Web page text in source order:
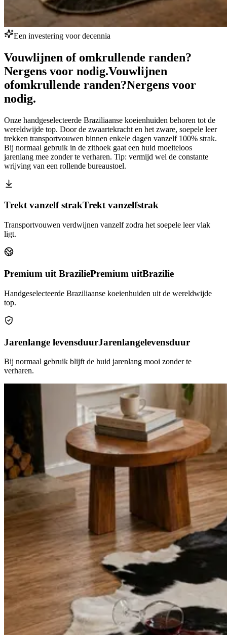
Een investering voor decennia
Vouwlijnen of omkrullende randen?
Nergens voor nodig.Vouwlijnen
ofomkrullende randen?Nergens voor
nodig.
Onze handgeselecteerde Braziliaanse koeienhuiden behoren tot de
wereldwijde top. Door de zwaartekracht en het zware, soepele leer
trekken transportvouwen binnen enkele dagen vanzelf 100% strak.
Bij normaal gebruik in de zithoek gaat een huid moeiteloos
jarenlang mee zonder te verharen. Tip: vermijd wel de constante
wrijving van een rollende bureaustoel.
Trekt vanzelf strakTrekt vanzelfstrak
Transportvouwen verdwijnen vanzelf zodra het soepele leer vlak
ligt.
Premium uit BraziliePremium uitBrazilie
Handgeselecteerde Braziliaanse koeienhuiden uit de wereldwijde
top.
Jarenlange levensduurJarenlangelevensduur
Bij normaal gebruik blijft de huid jarenlang mooi zonder te
verharen.